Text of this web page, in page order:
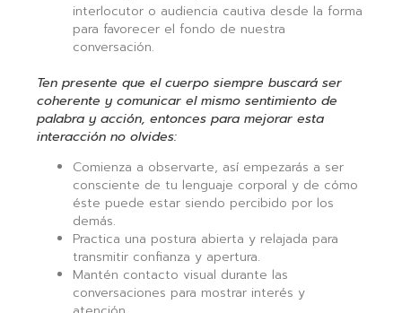
interlocutor o audiencia cautiva desde la forma
para favorecer el fondo de nuestra
conversación.
Ten presente que el cuerpo siempre buscará ser
coherente y comunicar el mismo sentimiento de
palabra y acción, entonces para mejorar esta
interacción no olvides:
Comienza a observarte, así empezarás a ser
consciente de tu lenguaje corporal y de cómo
éste puede estar siendo percibido por los
demás.
Practica una postura abierta y relajada para
transmitir confianza y apertura.
Mantén contacto visual durante las
conversaciones para mostrar interés y